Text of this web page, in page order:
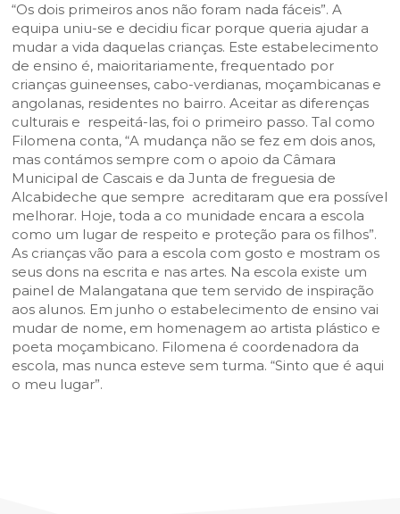
“Os dois primeiros anos não foram nada fáceis”. A
equipa uniu-se e decidiu ficar porque queria ajudar a
mudar a vida daquelas crianças. Este estabelecimento
de ensino é, maioritariamente, frequentado por
crianças guineenses, cabo-verdianas, moçambicanas e
angolanas, residentes no bairro. Aceitar as diferenças
culturais e respeitá-las, foi o primeiro passo. Tal como
Filomena conta, “A mudança não se fez em dois anos,
mas contámos sempre com o apoio da Câmara
Municipal de Cascais e da Junta de freguesia de
Alcabideche que sempre acreditaram que era possível
melhorar. Hoje, toda a co munidade encara a escola
como um lugar de respeito e proteção para os filhos”.
As crianças vão para a escola com gosto e mostram os
seus dons na escrita e nas artes. Na escola existe um
painel de Malangatana que tem servido de inspiração
aos alunos. Em junho o estabelecimento de ensino vai
mudar de nome, em homenagem ao artista plástico e
poeta moçambicano. Filomena é coordenadora da
escola, mas nunca esteve sem turma. “Sinto que é aqui
o meu lugar”.